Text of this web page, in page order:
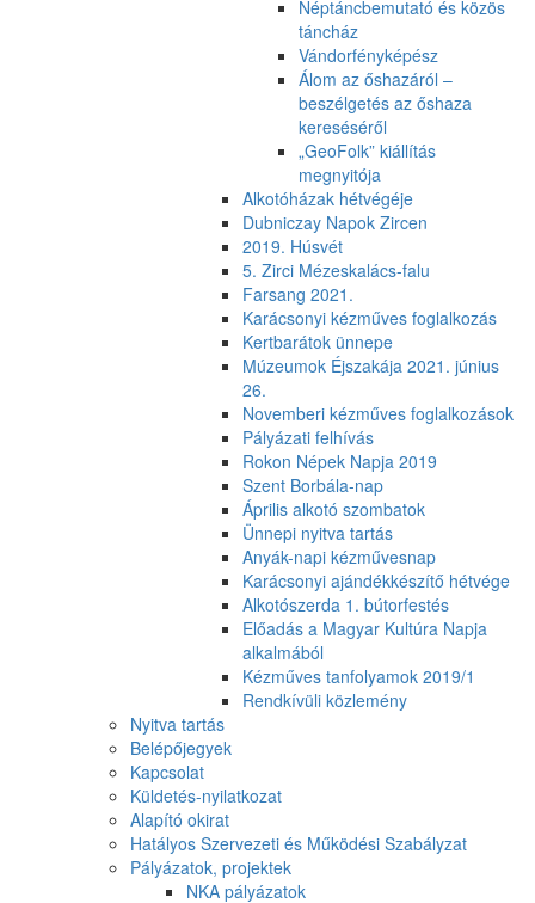
Néptáncbemutató és közös
táncház
Vándorfényképész
Álom az őshazáról –
beszélgetés az őshaza
kereséséről
„GeoFolk” kiállítás
megnyitója
Alkotóházak hétvégéje
Dubniczay Napok Zircen
2019. Húsvét
5. Zirci Mézeskalács-falu
Farsang 2021.
Karácsonyi kézműves foglalkozás
Kertbarátok ünnepe
Múzeumok Éjszakája 2021. június
26.
Novemberi kézműves foglalkozások
Pályázati felhívás
Rokon Népek Napja 2019
Szent Borbála-nap
Április alkotó szombatok
Ünnepi nyitva tartás
Anyák-napi kézművesnap
Karácsonyi ajándékkészítő hétvége
Alkotószerda 1. bútorfestés
Előadás a Magyar Kultúra Napja
alkalmából
Kézműves tanfolyamok 2019/1
Rendkívüli közlemény
Nyitva tartás
Belépőjegyek
Kapcsolat
Küldetés-nyilatkozat
Alapító okirat
Hatályos Szervezeti és Működési Szabályzat
Pályázatok, projektek
NKA pályázatok